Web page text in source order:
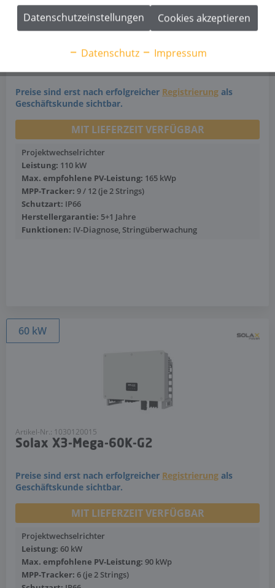
Artikel-Nr.: 1030130205
Solax X3-Forth-110K
Preise sind erst nach erfolgreicher Registrierung als
Geschäftskunde sichtbar.
MIT LIEFERZEIT VERFÜGBAR
Projektwechselrichter
Leistung: 110 kW
Max. empfohlene PV-Leistung: 165 kWp
MPP-Tracker: 9 / 12 (je 2 Strings)
Schutzart: IP66
Herstellergarantie: 5+1 Jahre
Funktionen: IV-Diagnose, Stringüberwachung
60 kW
Artikel-Nr.: 1030120015
Solax X3-Mega-60K-G2
Preise sind erst nach erfolgreicher Registrierung als
Geschäftskunde sichtbar.
MIT LIEFERZEIT VERFÜGBAR
Projektwechselrichter
Leistung: 60 kW
Max. empfohlene PV-Leistung: 90 kWp
MPP-Tracker: 6 (je 2 Strings)
Datenschutzeinstellungen
Cookies akzeptieren
Datenschutz Impressum